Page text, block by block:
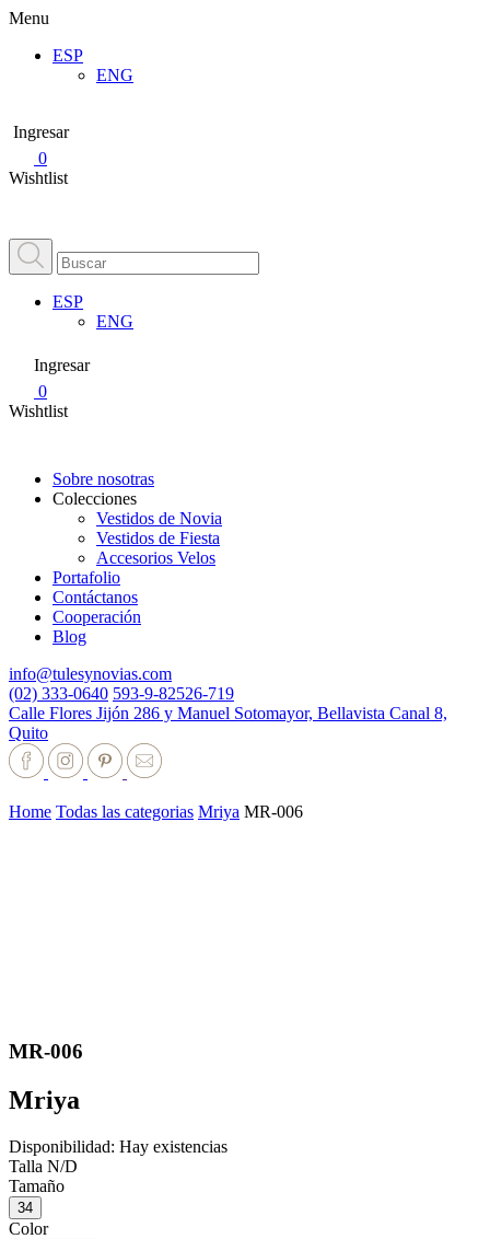
Menu
ESP
ENG
Ingresar
0
Wishtlist
ESP
ENG
Ingresar
0
Wishtlist
Sobre nosotras
Colecciones
Vestidos de Novia
Vestidos de Fiesta
Accesorios Velos
Portafolio
Contáctanos
Cooperación
Blog
info@tulesynovias.com
(02) 333-0640 593-9-82526-719
Calle Flores Jijón 286 y Manuel Sotomayor, Bellavista Canal 8,
Quito
Home Todas las categorias Mriya MR-006
MR-006
Mriya
Disponibilidad: Hay existencias
Talla N/D
Tamaño
34
Color